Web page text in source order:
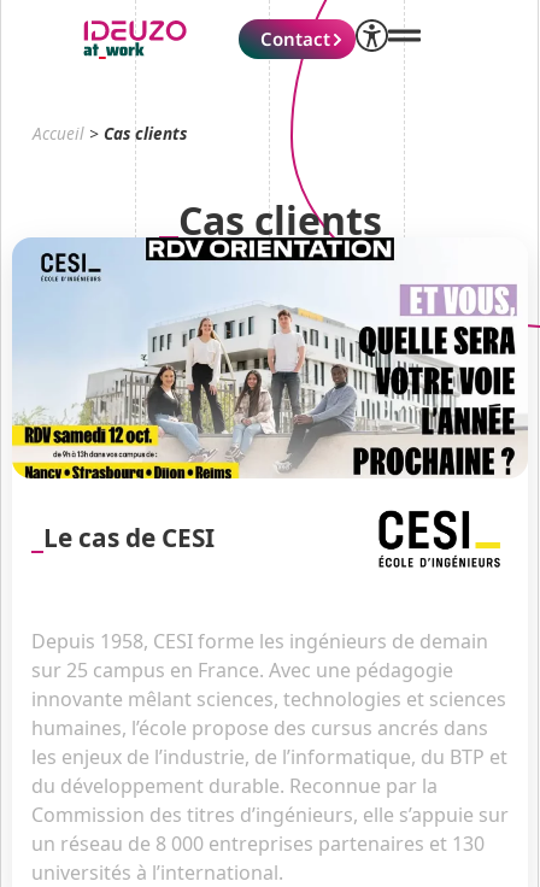
Contact
Accueil >Cas clients
Cas clients
Le cas de CESI
Depuis 1958, CESI forme les ingénieurs de demain
sur 25 campus en France. Avec une pédagogie
innovante mêlant sciences, technologies et sciences
humaines, l’école propose des cursus ancrés dans
les enjeux de l’industrie, de l’informatique, du BTP et
du développement durable. Reconnue par la
Commission des titres d’ingénieurs, elle s’appuie sur
un réseau de 8 000 entreprises partenaires et 130
universités à l’international.